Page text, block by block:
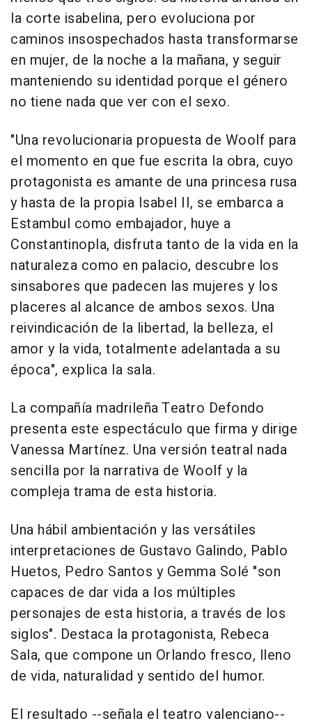
la corte isabelina, pero evoluciona por
caminos insospechados hasta transformarse
en mujer, de la noche a la mañana, y seguir
manteniendo su identidad porque el género
no tiene nada que ver con el sexo.
"Una revolucionaria propuesta de Woolf para
el momento en que fue escrita la obra, cuyo
protagonista es amante de una princesa rusa
y hasta de la propia Isabel II, se embarca a
Estambul como embajador, huye a
Constantinopla, disfruta tanto de la vida en la
naturaleza como en palacio, descubre los
sinsabores que padecen las mujeres y los
placeres al alcance de ambos sexos. Una
reivindicación de la libertad, la belleza, el
amor y la vida, totalmente adelantada a su
época", explica la sala.
La compañía madrileña Teatro Defondo
presenta este espectáculo que firma y dirige
Vanessa Martínez. Una versión teatral nada
sencilla por la narrativa de Woolf y la
compleja trama de esta historia.
Una hábil ambientación y las versátiles
interpretaciones de Gustavo Galindo, Pablo
Huetos, Pedro Santos y Gemma Solé "son
capaces de dar vida a los múltiples
personajes de esta historia, a través de los
siglos". Destaca la protagonista, Rebeca
Sala, que compone un Orlando fresco, lleno
de vida, naturalidad y sentido del humor.
El resultado --señala el teatro valenciano--